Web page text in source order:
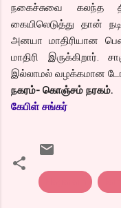
நகைச்சுவை கலந்த
கையிலெடுத்து தான்
அனயா மாதிரியான
மாதிரி இருக்கிறார்.
இல்லாமல் வழக்கமான
நகரம்- கொஞ்சம் நரகம்.
கேபிள் சங்கர்